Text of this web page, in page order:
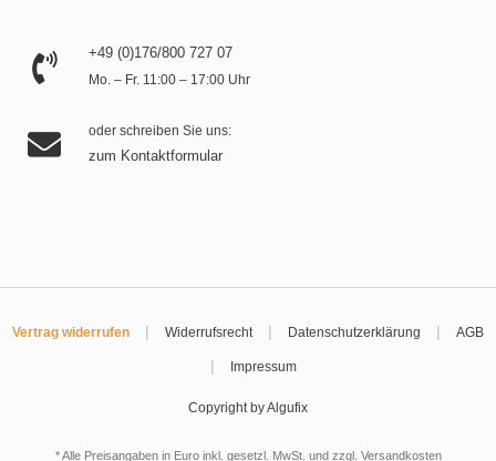
+49 (0)176/800 727 07
Mo. – Fr. 11:00 – 17:00 Uhr
oder schreiben Sie uns:
zum Kontaktformular
Vertrag widerrufen | Widerrufsrecht | Datenschutzerklärung | AGB
| Impressum
Copyright by Algufix
* Alle Preisangaben in Euro inkl. gesetzl. MwSt. und zzgl. Versandkosten